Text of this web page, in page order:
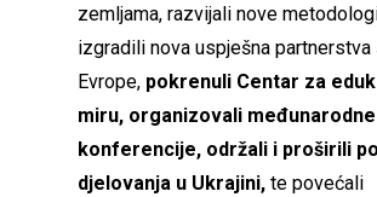
zemljama, razvijali nove
izgradili nova uspješna partnerstva
Evrope, pokrenuli Centar za
miru, organizovali međunarodne
konferencije, održali i proširili
djelovanja u Ukrajini, te povećali